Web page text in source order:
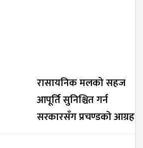
रासायनिक मलको सहज
आपूर्ति सुनिश्चित गर्न
सरकारसँग प्रचण्डको आग्रह